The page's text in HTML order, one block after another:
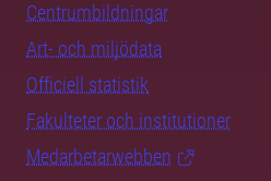
Centrumbildningar
Art- och miljödata
Officiell statistik
Fakulteter och institutioner
Medarbetarwebben